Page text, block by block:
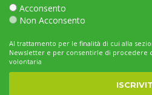
Acconsento
Non Acconsento
Al trattamento per le finalità di cui alla
Newsletter e per consentirle di procedere
volontaria